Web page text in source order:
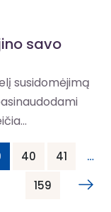
savo
susidomėjimą
40 41
…
159